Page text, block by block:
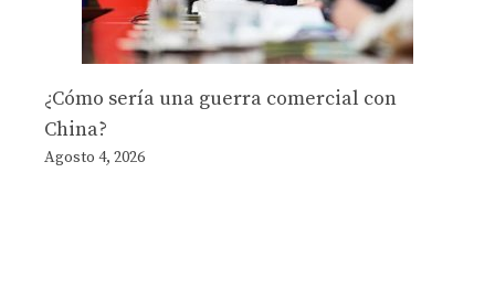
¿Cómo sería una guerra comercial con
China?
Agosto 4, 2026